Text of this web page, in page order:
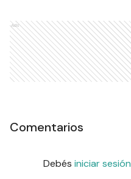
Ads
Comentarios
Debés iniciar sesión